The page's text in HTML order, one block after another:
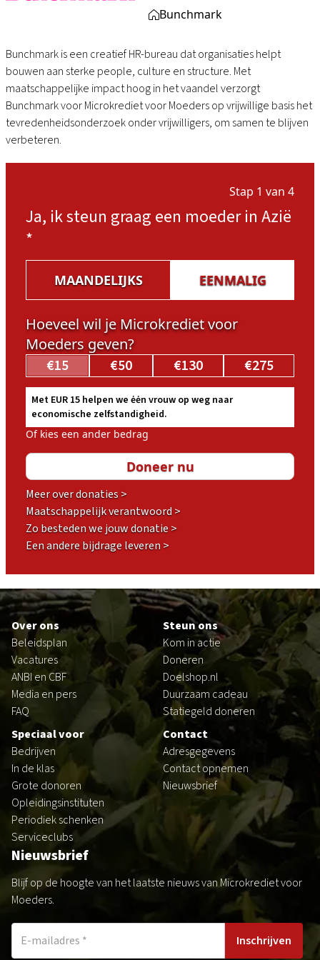
Bunchmark
Bunchmark is een creatief HR-bureau dat organisaties helpt
bouwen aan sterke people, culture en structure. Met
maatschappelijke impact hoog in het vaandel verzorgt
Bunchmark voor Microkrediet voor Moeders op vrijwillige basis het
tevredenheidsonderzoek onder vrijwilligers, om samen te blijven
verbeteren.
Stap 1 van 4
Ja, ik steun graag een moeder in Azië
*
MAANDELIJKS EENMALIG
Hoeveel wil je Microkrediet voor
Moeders geven?
€15 €50 €130 €275
Met EUR 15 helpen we ėėn vrouw op weg naar
economische zelfstandigheid.
Of kies een ander bedrag
Meer over donaties >
Maatschappelijk verantwoord >
Zo besteden we jouw donatie >
Een andere bijdrage leveren >
Footer
Over ons
Beleidsplan
Vacatures
ANBI en CBF
Media en pers
FAQ
Steun ons
Kom in actie
Doneren
Doelshop.nl
Duurzaam cadeau
Statiegeld doneren
Speciaal voor
Bedrijven
In de klas
Grote donoren
Opleidingsinstituten
Periodiek schenken
Serviceclubs
Contact
Adresgegevens
Contact opnemen
Nieuwsbrief
Nieuwsbrief
Blijf op de hoogte van het laatste nieuws van Microkrediet voor
Moeders.
Inschrijven